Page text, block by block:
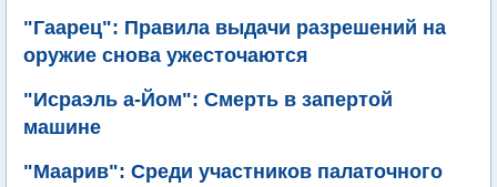
"Гаарец": Правила выдачи разрешений на
оружие снова ужесточаются
"Исраэль а-Йом": Смерть в запертой
машине
"Маарив": Среди участников палаточного